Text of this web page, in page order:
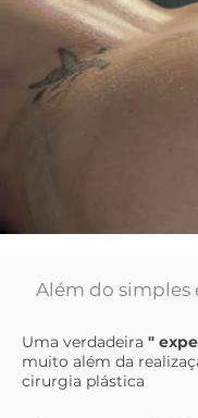
Além do simples
Uma verdadeira "
muito além da
cirurgia plástica